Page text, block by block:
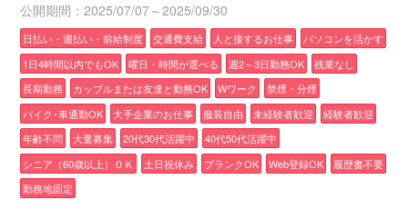
公開期間：2025/07/07～2025/09/30
日払い・週払い・前給制度 交通費支給 人と接するお仕事
パソコンを活かす
1日4時間以内でもOK
曜日・時間が選べる 週2～3日勤務OK
残業なし
長期勤務
カップルまたは友達と勤務OK Wワーク
禁煙・分煙
バイク･車通勤OK
大手企業のお仕事 服装自由 未経験者歓迎
経験者歓迎
年齢不問
大量募集 20代30代活躍中
40代50代活躍中
シニア（60歳以上）ＯＫ
土日祝休み ブランクOK Web登録OK
履歴書不要
勤務地固定